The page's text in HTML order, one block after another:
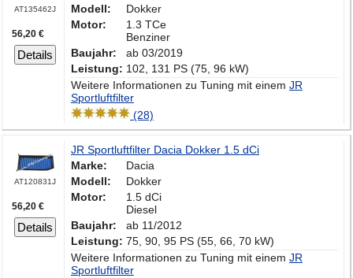
AT135462J
56,20 €
Details
Modell:
Dokker
Motor:
1.3 TCe
Benziner
Baujahr:
ab 03/2019
Leistung: 102, 131 PS (75, 96 kW)
Weitere Informationen zu Tuning mit einem JR
Sportluftfilter
(28)
AT120831J
56,20 €
Details
JR Sportluftfilter Dacia Dokker 1.5 dCi
Marke:
Dacia
Modell:
Dokker
Motor:
1.5 dCi
Diesel
Baujahr:
ab 11/2012
Leistung: 75, 90, 95 PS (55, 66, 70 kW)
Weitere Informationen zu Tuning mit einem JR
Sportluftfilter